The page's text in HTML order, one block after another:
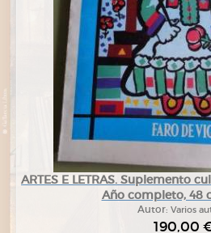
ARTES E LETRAS. Suplemento
Año completo, 48
Autor: Varios
190,00